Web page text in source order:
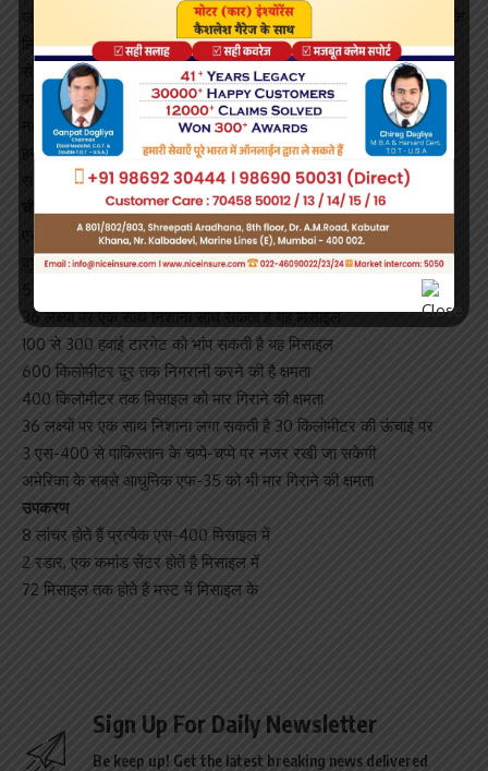
जानेवाले प्रतिबंध वास्तव में रूस को दंडित करने के लिए है न कि सहयोगी देशों के
लिए। भारत-रूस में समझौता होने के कुछ घंटे बाद ही अमेरिकी दूतावास की ओर
से प्रतिक्रिया आई है। नई दिल्ली स्थित अमेरिकी दूतावास ने कहा कि अमेरिकी
प्रतिबंधों का मकसद हमारे सहयोगी देशों की सैन्य क्षमताओं को नुकसान पहुंचाना
नहीं है। अमेरिका ने यह भी साफ कर दिया कि कोई भी रियायत या छूट पर विचार
हर ट्रांजैक्शन के आधार पर होगा और इसका पहले ही अनुमान नहीं लगाया जा
सकता है।
चीन और पाक के लिए खतरनाक
एस-400 एक ऐसी प्रणाली है जो बैलेस्टिक मिसाइलों से बचाव करता है
दुश्मन की ओर से दागी मिसाइलों का पता लगा उन्हें हवा में ही मार गिराता है
36 लक्ष्यों पर एक साथ निशाना साध सकती है यह मिसाइल
100 से 300 हवाई टारगेट को भांप सकती है यह मिसाइल
600 किलोमीटर दूर तक निगरानी करने की है क्षमता
400 किलोमीटर तक मिसाइल को मार गिराने की क्षमता
36 लक्ष्यों पर एक साथ निशाना लगा सकती है 30 किलोमीटर की ऊंचाई पर
3 एस-400 से पाकिस्तान के चप्पे-चप्पे पर नजर रखी जा सकेगी
अमेरिका के सबसे आधुनिक एफ-35 को भी मार गिराने की क्षमता
उपकरण
8 लांचर होते हैं प्रत्येक एस-400 मिसाइल में
2 रडार, एक कमांड सेंटर होतें है मिसाइल में
72 मिसाइल तक होते हैं मस्ट में मिसाइल के
Sign Up For Daily Newsletter
Be keep up! Get the latest breaking news delivered